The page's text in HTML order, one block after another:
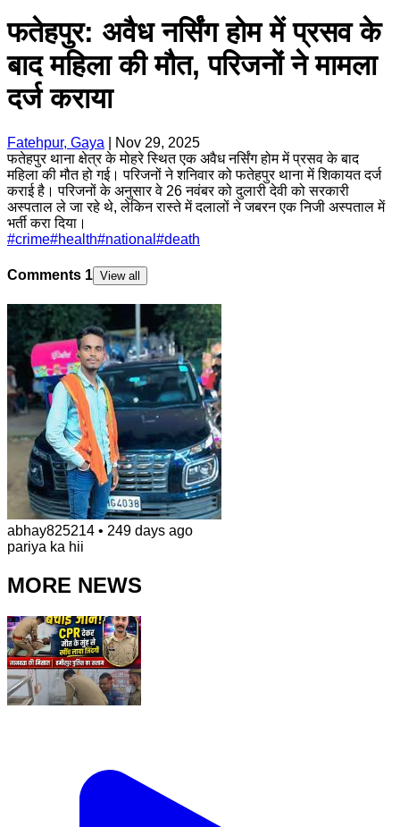
फतेहपुर: अवैध नर्सिंग होम में प्रसव के
बाद महिला की मौत, परिजनों ने मामला
दर्ज कराया
Fatehpur, Gaya
Nov 29, 2025
फतेहपुर थाना क्षेत्र के मोहरे स्थित एक अवैध नर्सिंग होम में प्रसव के बाद
महिला की मौत हो गई। परिजनों ने शनिवार को फतेहपुर थाना में शिकायत दर्ज
कराई है। परिजनों के अनुसार वे 26 नवंबर को दुलारी देवी को सरकारी
अस्पताल ले जा रहे थे, लेकिन रास्ते में दलालों ने जबरन एक निजी अस्पताल में
भर्ती करा दिया।
#crime#health#national #death
Comments 1 View all
abhay825214 • 249 days ago
pariya ka hii
MORE NEWS